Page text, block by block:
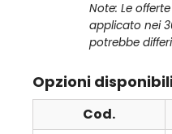
Note: Le
applicato nei
potrebbe
Opzioni
Cod.